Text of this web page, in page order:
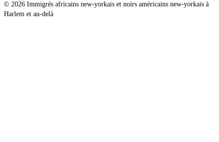
© 2026 Immigrés africains new-yorkais et noirs américains new-yorkais à
Harlem et au-delà